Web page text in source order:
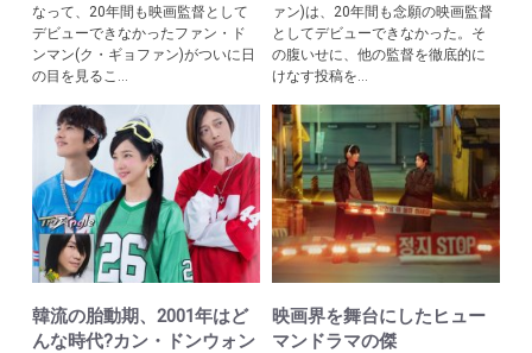
なって、20年間も映画監督として
デビューできなかったファン・ド
ンマン(ク・ギョファン)がついに日
の目を見るこ...
ァン)は、20年間も念願の映画監督
としてデビューできなかった。そ
の腹いせに、他の監督を徹底的に
けなす投稿を...
韓流の胎動期、2001年はど
んな時代?カン・ドンウォン
映画界を舞台にしたヒュー
マンドラマの傑